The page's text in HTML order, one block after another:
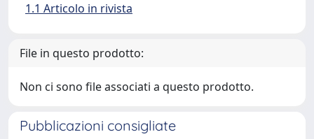
1.1 Articolo in rivista
File in questo prodotto:
Non ci sono file associati a questo prodotto.
Pubblicazioni consigliate